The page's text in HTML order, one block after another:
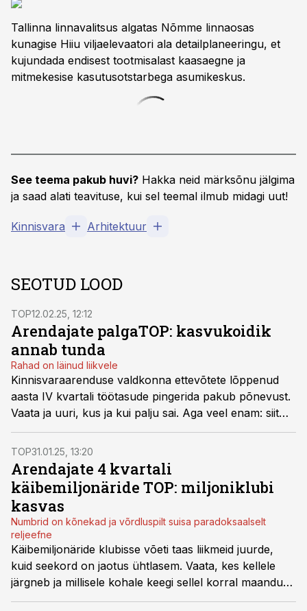
Tallinna linnavalitsus algatas Nõmme linnaosas
kunagise Hiiu viljaelevaatori ala detailplaneeringu, et
kujundada endisest tootmisalast kaasaegne ja
mitmekesise kasutusotstarbega asumikeskus.
See teema pakub huvi? Hakka neid märksõnu jälgima
ja saad alati teavituse, kui sel teemal ilmub midagi uut!
Kinnisvara Arhitektuur
SEOTUD LOOD
TOP12.02.25, 12:12
Arendajate palgaTOP: kasvukoidik
annab tunda
Rahad on läinud liikvele
Kinnisvaraarenduse valdkonna ettevõtete lõppenud
aasta IV kvartali töötasude pingerida pakub põnevust.
Vaata ja uuri, kus ja kui palju sai. Aga veel enam: siit
kumavad läbi tulevased muutused.
TOP31.01.25, 13:20
Arendajate 4 kvartali
käibemiljonäride TOP: miljoniklubi
kasvas
Numbrid on kõnekad ja võrdluspilt suisa paradoksaalselt
reljeefne
Käibemiljonäride klubisse võeti taas liikmeid juurde,
kuid seekord on jaotus ühtlasem. Vaata, kes kellele
järgneb ja millisele kohale keegi sellel korral maandus.
Vastu vaatab vastuolu.